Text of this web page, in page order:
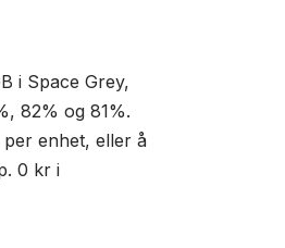
i Space Grey,
82% og 81%.
enhet, eller å
0 kr i